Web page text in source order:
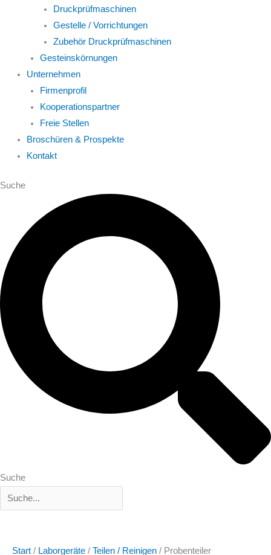
Druckprüfmaschinen
Gestelle / Vorrichtungen
Zubehör Druckprüfmaschinen
Gesteinskörnungen
Unternehmen
Firmenprofil
Kooperationspartner
Freie Stellen
Broschüren & Prospekte
Kontakt
Suche
Suche
Start / Laborgeräte / Teilen / Reinigen / Probenteiler